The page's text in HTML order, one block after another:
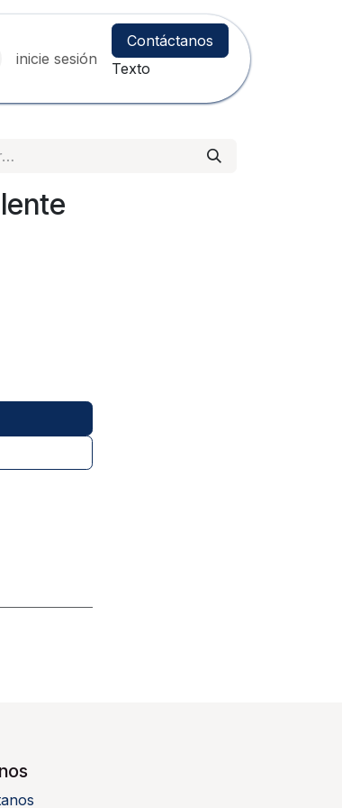
inicie sesión
Contáctanos
Texto